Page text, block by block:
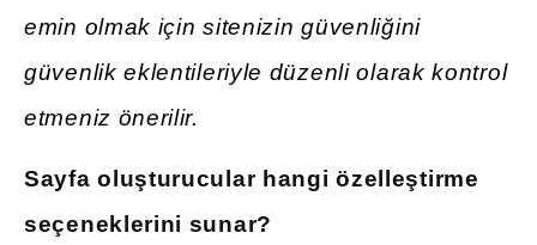
emin olmak için sitenizin güvenliğini
güvenlik eklentileriyle düzenli olarak kontrol
etmeniz önerilir.
Sayfa oluşturucular hangi özelleştirme
seçeneklerini sunar?